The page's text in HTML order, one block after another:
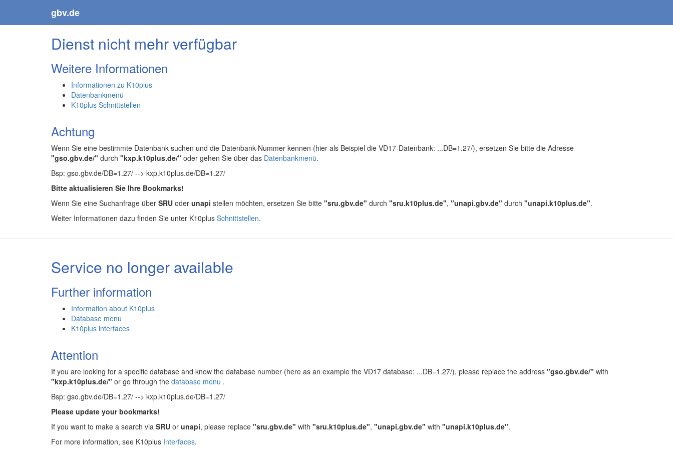
gbv.de
Dienst nicht mehr verfügbar
Weitere Informationen
Informationen zu K10plus
Datenbankmenü
K10plus Schnittstellen
Achtung
Wenn Sie eine bestimmte Datenbank suchen und die Datenbank-Nummer kennen (hier als Beispiel die VD17-Datenbank: ...DB=1.27/), ersetzen Sie bitte die Adresse
"gso.gbv.de/" durch "kxp.k10plus.de/" oder gehen Sie über das Datenbankmenü.
Bsp: gso.gbv.de/DB=1.27/ --> kxp.k10plus.de/DB=1.27/
Bitte aktualisieren Sie Ihre Bookmarks!
Wenn Sie eine Suchanfrage über SRU oder unapi stellen möchten, ersetzen Sie bitte "sru.gbv.de" durch "sru.k10plus.de", "unapi.gbv.de" durch "unapi.k10plus.de".
Weiter Informationen dazu finden Sie unter K10plus Schnittstellen.
Service no longer available
Further information
Information about K10plus
Database menu
K10plus interfaces
Attention
If you are looking for a specific database and know the database number (here as an example the VD17 database: ...DB=1.27/), please replace the address "gso.gbv.de/" with
"kxp.k10plus.de/" or go through the database menu .
Bsp: gso.gbv.de/DB=1.27/ --> kxp.k10plus.de/DB=1.27/
Please update your bookmarks!
If you want to make a search via SRU or unapi, please replace "sru.gbv.de" with "sru.k10plus.de", "unapi.gbv.de" with "unapi.k10plus.de".
For more information, see K10plus Interfaces.